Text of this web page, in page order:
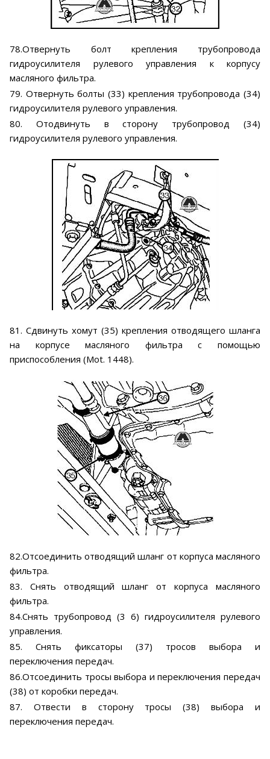
78.Отвернуть болт крепления трубопровода
гидроусилителя рулевого управления к корпусу
масляного фильтра.
79. Отвернуть болты (33) крепления трубопровода (34)
гидроусилителя рулевого управления.
80. Отодвинуть в сторону трубопровод (34)
гидроусилителя рулевого управления.
81. Сдвинуть хомут (35) крепления отводящего шланга
на корпусе масляного фильтра с помощью
приспособления (Mot. 1448).
82.Отсоединить отводящий шланг от корпуса масляного
фильтра.
83. Снять отводящий шланг от корпуса масляного
фильтра.
84.Снять трубопровод (3 6) гидроусилителя рулевого
управления.
85. Снять фиксаторы (37) тросов выбора и
переключения передач.
86.Отсоединить тросы выбора и переключения передач
(38) от коробки передач.
87. Отвести в сторону тросы (38) выбора и
переключения передач.